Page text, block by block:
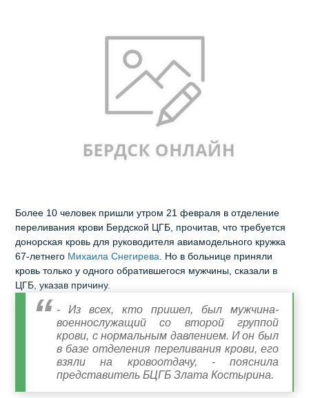
Более 10 человек пришли утром 21 февраля в отделение
переливания крови Бердской ЦГБ, прочитав, что требуется
донорская кровь для руководителя авиамодельного кружка
67-летнего Михаила Снегирева. Но в больнице приняли
кровь только у одного обратившегося мужчины, сказали в
ЦГБ, указав причину.
- Из всех, кто пришел, был мужчина-
военнослужащий со второй группой
крови, с нормальным давлением. И он был
в базе отделения переливания крови, его
взяли на кровоотдачу, - пояснила
представитель БЦГБ Злата Костырина.